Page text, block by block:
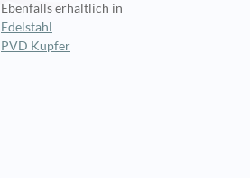
Ebenfalls erhältlich in
Edelstahl
PVD Kupfer